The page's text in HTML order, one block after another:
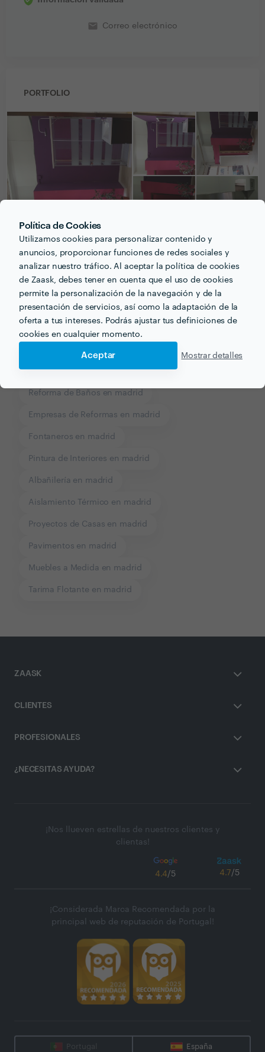
Política de Cookies
Utilizamos cookies para personalizar contenido y
anuncios, proporcionar funciones de redes sociales y
analizar nuestro tráfico. Al aceptar la política de cookies
de Zaask, debes tener en cuenta que el uso de cookies
permite la personalización de la navegación y de la
presentación de servicios, así como la adaptación de la
oferta a tus intereses. Podrás ajustar tus definiciones de
cookies en cualquier momento.
Aceptar Mostrar detalles
email Correo electrónico
PORTFOLIO
Recibe varias propuestas de profesionales como
Reformas galaxia
en pocas horas.
Otros servicios proporcionados por Reformas galaxia
Reforma de Baños en madrid
Empresas de Reformas en madrid
Fontaneros en madrid
Pintura de Interiores en madrid
Albañilería en madrid
Aislamiento Térmico en madrid
Proyectos de Casas en madrid
Pavimentos en madrid
Muebles a Medida en madrid
Tarima Flotante en madrid
ZAASK
CLIENTES
PROFESIONALES
¿NECESITAS AYUDA?
¡Nos llueven estrellas de nuestros clientes y
clientas!
4.4/5 4.7/5
¡Considerada Marca Recomendada por la
principal web de reputación de Portugal!
Portugal España